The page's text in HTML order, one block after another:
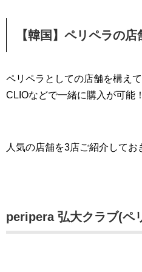
【韓国】ペリペラの店
ペリペラとしての店舗を構え
CLIOなどで一緒に購入が可能！
人気の店舗を3店ご紹介してお
peripera 弘大クラブ(ペ